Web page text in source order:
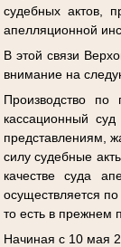
судебных актов,
апелляционной
В этой связи
внимание на
Производство
кассационный
представлениям,
силу судебные
качестве суда
осуществляется
то есть в прежнем
Начиная с 10 мая